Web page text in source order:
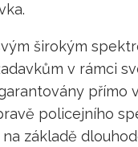
širokým
v rámci
přímo
policejního
základě